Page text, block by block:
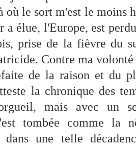
où le sort m'est le moins
a élue, l'Europe, est
prise de la fièvre du
Contre ma
de la raison et du
la chronique des
mais avec un
tombée comme la
dans une telle